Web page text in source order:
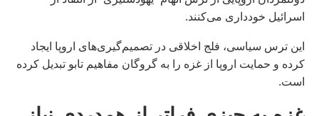
اسرائیل خودداری می‌کنند.
این ترس سیاسی، فلج اخلاقی در تصمیم‌گیری‌های اروپا ایجاد
کرده و حمایت اروپا از غزه را به گروگان مفاهیم تابو تبدیل کرده
است.